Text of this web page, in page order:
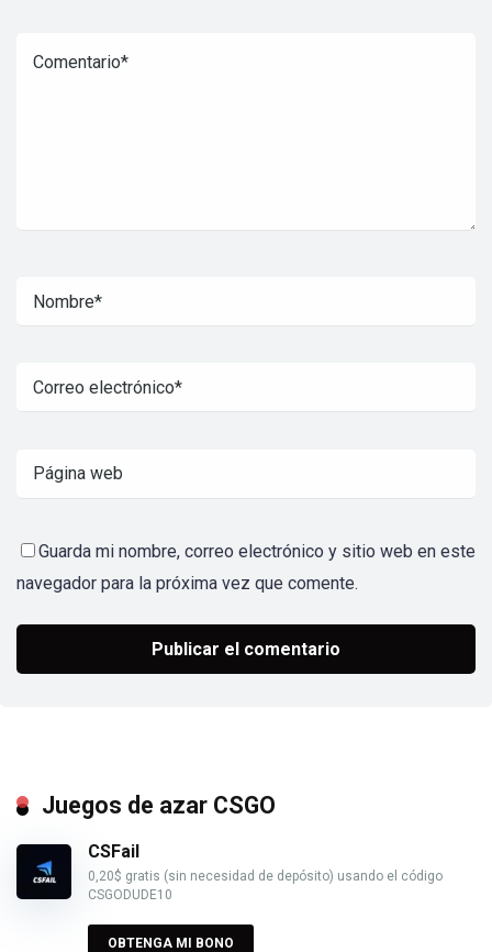
Guarda mi nombre, correo electrónico y sitio web en este
navegador para la próxima vez que comente.
Juegos de azar CSGO
CSFail
0,20$ gratis (sin necesidad de depósito) usando el código
CSGODUDE10
OBTENGA MI BONO